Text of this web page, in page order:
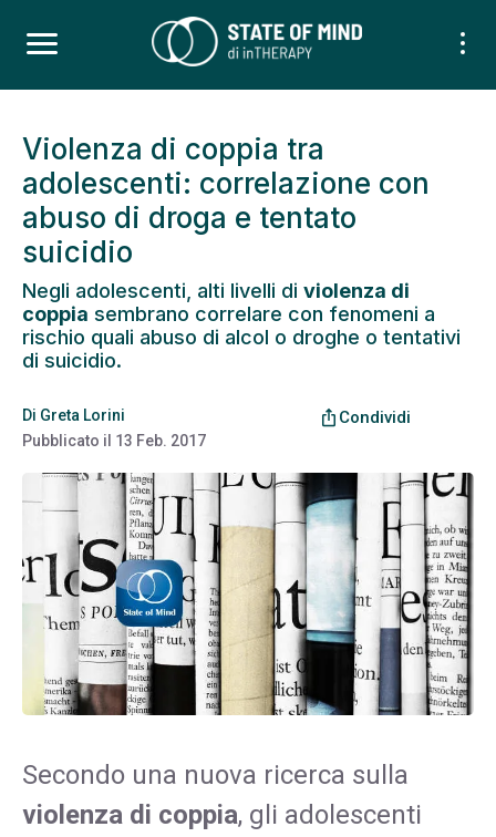
Violenza di coppia tra
adolescenti: correlazione con
abuso di droga e tentato
suicidio
Negli adolescenti, alti livelli di violenza di
coppia sembrano correlare con fenomeni a
rischio quali abuso di alcol o droghe o tentativi
di suicidio.
Di Greta Lorini
Pubblicato il 13 Feb. 2017
ios_share Condividi
Secondo una nuova ricerca sulla
violenza di coppia, gli adolescenti